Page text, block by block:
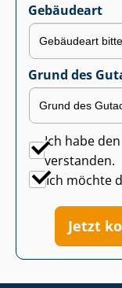
Gebäudeart
Grund des
Ich habe den
verstanden.
Ich möchte
Jetzt